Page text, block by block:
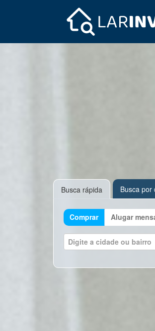
Busca rápida Busca por
Comprar Alugar